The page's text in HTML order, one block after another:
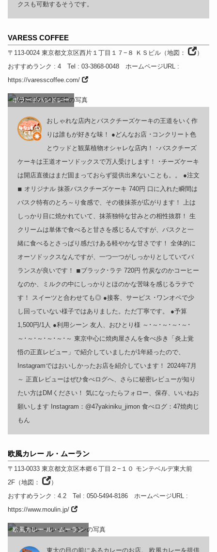
クスも可動するそうです。
VARESS COFFEE
〒113-0024 東京都文京区西片１丁目１７−８ ＫＳビル（地図：
）
おすすめランク : 4 Tel : 03-3868-0048 ホームページURL:
https://varesscoffee.com/
ポラードハンドレー
おしゃれな店内とバスクチーズケーキの王道をいく作
りは誰もが好きな味！ ●どんなお店 ･コンクリート色
とウッドと観葉植物オシャレな店内！ ･バスクチーズ
ケーキは王道オーソドックスで万人受けします！ ･チーズケーキ
は開店直後はまだ固まっておらず提供出来ないことも。。 ●注文
◾︎ オリジナル 抹茶バスクチーズケーキ 740円 口に入れた瞬間は
バスク特有のとろ～り食感で、その後抹茶が広がります！ 上は
しっかり目に焼かれていて、抹茶独特な甘みとの相性抜群！ 生
クリームは単体で食べると甘さを感じるんですが、バスクと一
緒に食べるとさっぱり感だけある軽やかな甘さです！ 全体的に
オーソドックスなんですが、一つ一つがしっかりとしていてバ
ランスが良いです！ ◾︎ブラック･ラテ 720円 竹炭なのかコーヒー
なのか、ミルクの中にしっかりとほのかな苦味を感じるラテで
す！ スイーツと合わせても◎ ●接客、サービス ･ワンオペで少
し回っていない様子ではありました。ただ丁寧です。 ●予算
1,500円/1人 ●利用シーン 友人、おひとり様 ～･～･～･～･～･
～･～･～･～･～･～ 東京中心に焼肉屋さんを食べ歩き「炎上覚
悟の正直レビュー」で紹介していましたが1年経ったので、
Instagramではおいしかったお店を紹介しています！ 2024年7月
～ 正直レビューはぜひ食べログへ、さらに秘密レビューが知り
たい方はDMください！ 気になったらフォロー、保存、いいねお
願いします Instagram：@47yakiniku_jimon 食べログ：47焼肉じ
もん
欧風カレー ル・ムーラン
〒113-0033 東京都文京区本郷６丁目２−１０ モンテベルデ東大前
2F（地図：
）
おすすめランク : 4.2 Tel : 050-5494-8186 ホームページURL:
https://www.moulin.jp/
欧風カレー ル・ムーラン
東大の目の前にあるカレーのお店。 欧風カレーを提供